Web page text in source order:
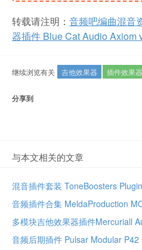
转载请注明： 音频吧编曲混音
器插件 Blue Cat Audio Axiom
继续浏览有关 吉他效果器 插件效果器
分享到
与本文相关的文章
音频后期插件 Pulsar Modular